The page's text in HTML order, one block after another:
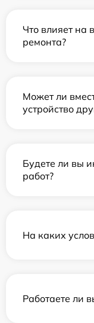
Что влияет на
ремонта?
Может ли
устройство
Будете ли вы
работ?
На каких
Работаете ли